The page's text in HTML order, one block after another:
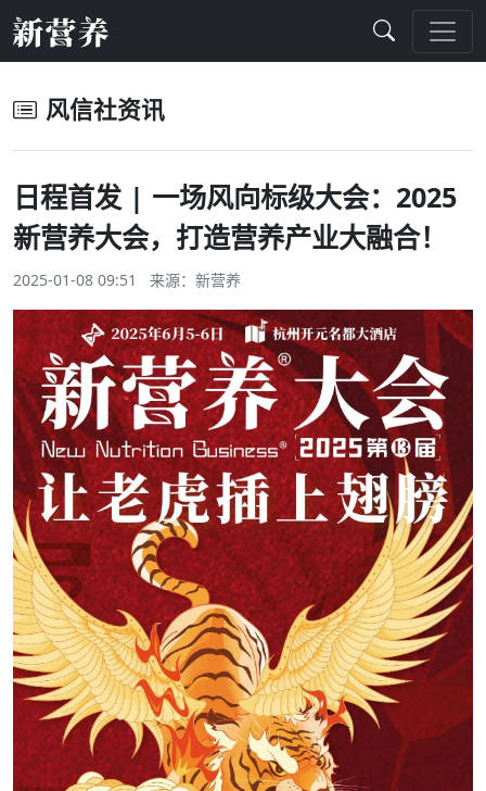
风信社资讯
日程首发 | 一场风向标级大会：2025
新营养大会，打造营养产业大融合！
2025-01-08 09:51 来源： 新营养